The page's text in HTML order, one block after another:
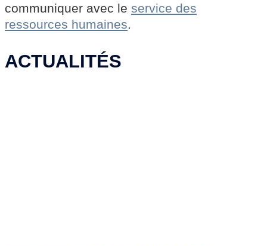
communiquer avec le service des
ressources humaines
ACTUALITÉS